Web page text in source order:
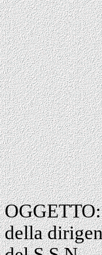
della